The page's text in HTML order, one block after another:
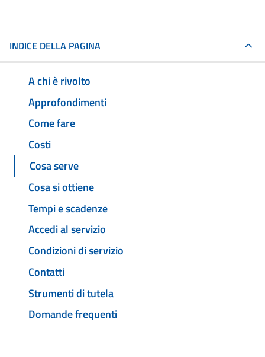
INDICE DELLA PAGINA
A chi è rivolto
Approfondimenti
Come fare
Costi
Cosa serve
Cosa si ottiene
Tempi e scadenze
Accedi al servizio
Condizioni di servizio
Contatti
Strumenti di tutela
Domande frequenti